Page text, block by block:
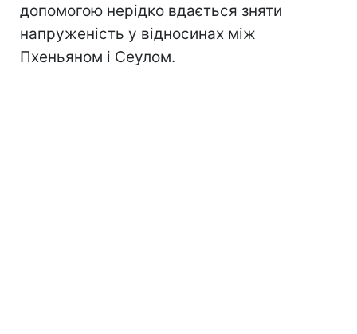
допомогою нерідко вдається зняти
напруженість у відносинах між
Пхеньяном і Сеулом.